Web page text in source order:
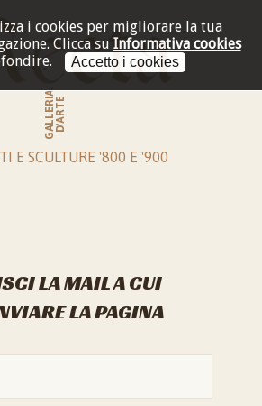
i cookies per migliorare la tua
Clicca su Informativa cookies
Accetto i cookies
GALLERIAD'ARTE
E SCULTURE '800 E '900
LA MAIL A CUI
LA PAGINA